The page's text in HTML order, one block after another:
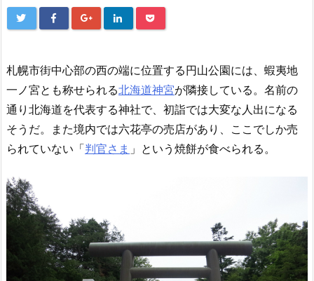
札幌市街中心部の西の端に位置する円山公園には、蝦夷地
一ノ宮とも称せられる北海道神宮が隣接している。名前の
通り北海道を代表する神社で、初詣では大変な人出になる
そうだ。また境内では六花亭の売店があり、ここでしか売
られていない「判官さま 」という焼餅が食べられる。